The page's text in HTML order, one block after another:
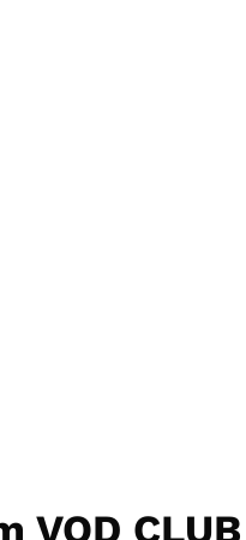
VOD CLUB